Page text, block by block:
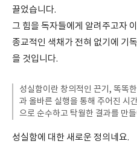
끌었습니다.
그 힘을 독자들에게 알려주고자
종교적인 색채가 전혀 없기에 기
을 것입니다.
성실함이란 창의적인 끈기, 똑똑
과 올바른 실행을 통해 주어진 시
으로 순수하고 탁월한 결과를 만
성실함에 대한 새로운 정의네요.